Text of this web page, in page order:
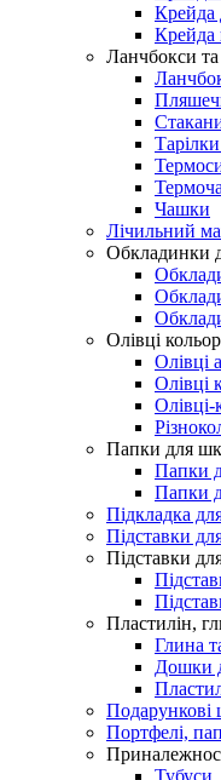
Крейда
Крейда
Ланчбокси
Чашки
Лічильний
Обкладинки
Олівці
Олівці
Олівці
Олівці-
Папки для
Папки
Папки
Підкладка
Підставки
Підставки
Пластилін,
Глина
Дошки
Подарункові
Портфелі,
Тубуси